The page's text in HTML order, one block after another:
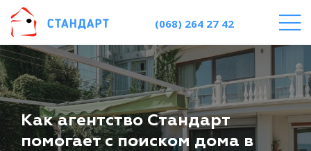
(068) 264 27 42
Как агентство Стандарт
помогает с поиском дома в